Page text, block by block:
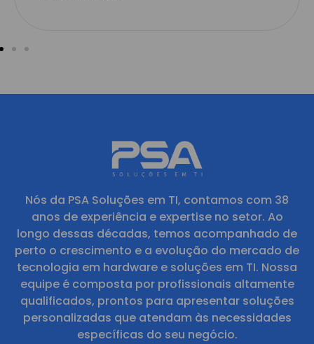
Nós da PSA Soluções em TI, contamos com 38
anos de experiência e expertise no setor. Ao
longo dessas décadas, temos acompanhado de
perto o crescimento e a evolução do mercado de
tecnologia em hardware e soluções em TI. Nossa
equipe é composta por profissionais altamente
qualificados, prontos para apresentar soluções
personalizadas que atendam às necessidades
específicas do seu negócio.